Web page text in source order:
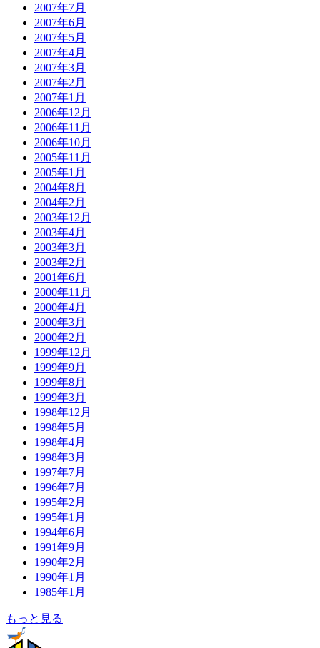
2007年7月
2007年6月
2007年5月
2007年4月
2007年3月
2007年2月
2007年1月
2006年12月
2006年11月
2006年10月
2005年11月
2005年1月
2004年8月
2004年2月
2003年12月
2003年4月
2003年3月
2003年2月
2001年6月
2000年11月
2000年4月
2000年3月
2000年2月
1999年12月
1999年9月
1999年8月
1999年3月
1998年12月
1998年5月
1998年4月
1998年3月
1997年7月
1996年7月
1995年2月
1995年1月
1994年6月
1991年9月
1990年2月
1990年1月
1985年1月
もっと見る